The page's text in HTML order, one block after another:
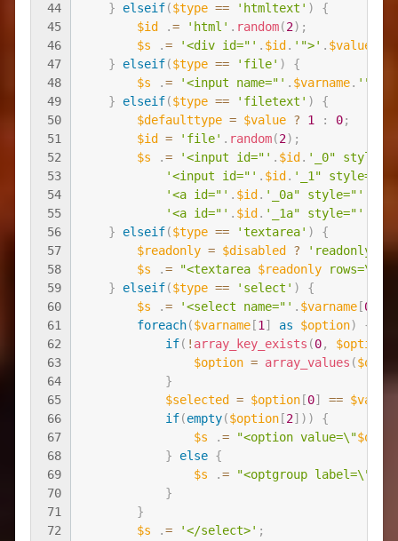
44
45
46
47
48
49
50
51
52
53
54
55
56
57
58
59
60
61
62
63
64
65
66
67
68
69
70
71
72
} elseif($type == 'htmltext' )
{
$id
.= 'html' . random(2) ;
$s
.= '<div id="' . $id . '">' . $value
}
elseif($type == 'file' )
{
$s
.= '<input name="' . $varname. '"
}
elseif($type == 'filetext' )
{
$defaulttype = $value ? 1 : 0;
$id
= 'file' . random(2) ;
$s
.= '<input id="' . $id . '_0"
'<input id="' . $id . '_1"
'<a id="' . $id . '_0a" style="'
'<a id="' . $id . '_1a" style="'
}
elseif($type == 'textarea' )
{
$readonly = $disabled ? 'readonly'
$s
.= "<textarea $readonly
}
elseif($type == 'select' )
{
$s
.= '<select name="' . $varname[0
foreach($varname[1 ] as $option)
{
if( ! array_key_exists (0, $option
$option = array_values (
}
$selected
= $option[0] == $value
if(empty($option[2] ) )
{
$s
.= "<option value=\"
}
else {
$s
.= "<optgroup label=\""
}
}
$s
.= '</select>' ;